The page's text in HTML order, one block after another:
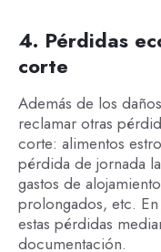
4. Pérdidas
corte
Además de los
reclamar otras
corte: alimentos
pérdida de jornada
gastos de
prolongados, etc.
estas pérdidas
documentación.